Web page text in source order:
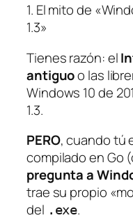
1. El mito de
1.3»
Tienes razón: el
antiguoo las
Windows 10 de
1.3.
PERO, cuando tú
compilado en Go
pregunta a
trae su propio
del .exe.